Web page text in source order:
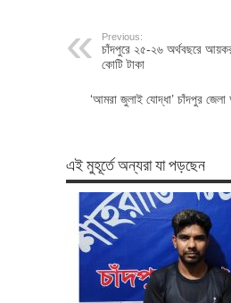
Previous:
চাঁদপুরে ২৫-২৬ অর্থবছরে
কোটি টাকা
‘আমরা জুলাই যোদ্ধা’ চাঁদপুর
এই মুহূর্তে অন্যরা যা পড়ছেন